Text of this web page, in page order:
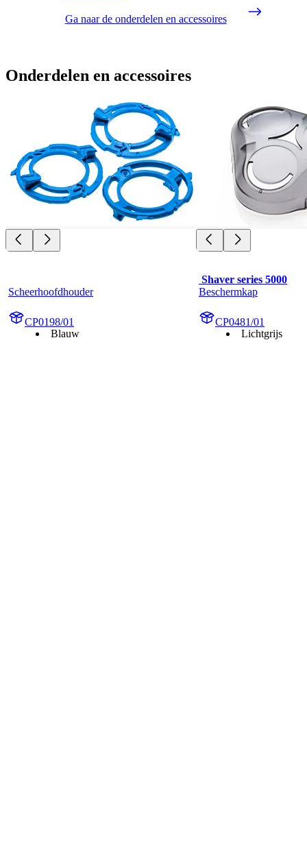
Ga naar de onderdelen en accessoires
Onderdelen en accessoires
Scheerhoofdhouder
CP0198/01
Blauw
Shaver series 5000
Beschermkap
CP0481/01
Lichtgrijs